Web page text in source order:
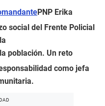
PNP Erika
social del Frente Policial
población. Un reto
como jefa